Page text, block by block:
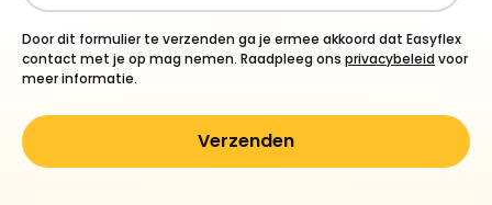
Door dit formulier te verzenden ga je ermee akkoord dat Easyflex
contact met je op mag nemen. Raadpleeg ons privacybeleidvoor
meer informatie.